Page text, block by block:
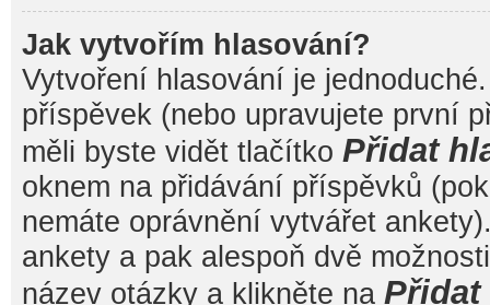
Jak vytvořím hlasování?
Vytvoření hlasování je
příspěvek (nebo upravujete první
měli byste vidět tlačítko Přidat
oknem na přidávání příspěvků
nemáte oprávnění vytvářet
ankety a pak alespoň dvě
název otázky a klikněte na